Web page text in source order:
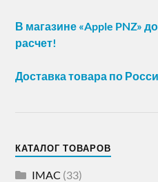
В магазине «Apple PNZ»
расчет!
Доставка товара по
КАТАЛОГ ТОВАРОВ
IMAC (33)